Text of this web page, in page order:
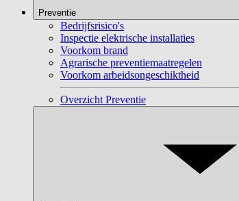
Preventie
Bedrijfsrisico's
Inspectie elektrische installaties
Voorkom brand
Agrarische preventiemaatregelen
Voorkom arbeidsongeschiktheid
Overzicht Preventie